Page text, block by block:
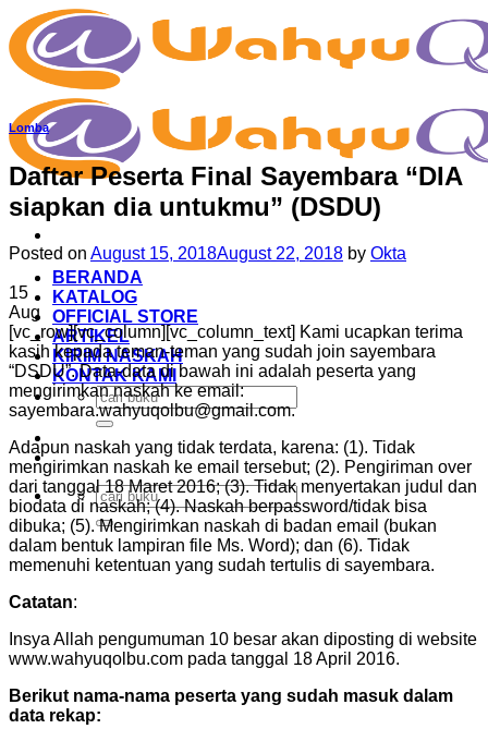
Skip
to
content
BERANDA
KATALOG
OFFICIAL STORE
ARTIKEL
KIRIM NASKAH
KONTAK KAMI
Search
for:
Search
for:
Lomba
Daftar Peserta Final Sayembara “DIA
siapkan dia untukmu” (DSDU)
Posted on August 15, 2018August 22, 2018 by Okta
15
Aug
[vc_row][vc_column][vc_column_text] Kami ucapkan terima
kasih kepada teman-teman yang sudah join sayembara
“DSDU”. Data-data di bawah ini adalah peserta yang
mengirimkan naskah ke email:
sayembara.wahyuqolbu@gmail.com.
Adapun naskah yang tidak terdata, karena: (1). Tidak
mengirimkan naskah ke email tersebut; (2). Pengiriman over
dari tanggal 18 Maret 2016; (3). Tidak menyertakan judul dan
biodata di naskah; (4). Naskah berpassword/tidak bisa
dibuka; (5). Mengirimkan naskah di badan email (bukan
dalam bentuk lampiran file Ms. Word); dan (6). Tidak
memenuhi ketentuan yang sudah tertulis di sayembara.
Catatan:
Insya Allah pengumuman 10 besar akan diposting di website
www.wahyuqolbu.com pada tanggal 18 April 2016.
Berikut nama-nama peserta yang sudah masuk dalam
data rekap: